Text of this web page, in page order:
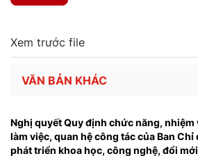
Xem trước file
VĂN BẢN KHÁC
Nghị quyết Quy định chức năng, nhiệm
làm việc, quan hệ công tác của Ban Chỉ
phát triển khoa học, công nghệ, đổi